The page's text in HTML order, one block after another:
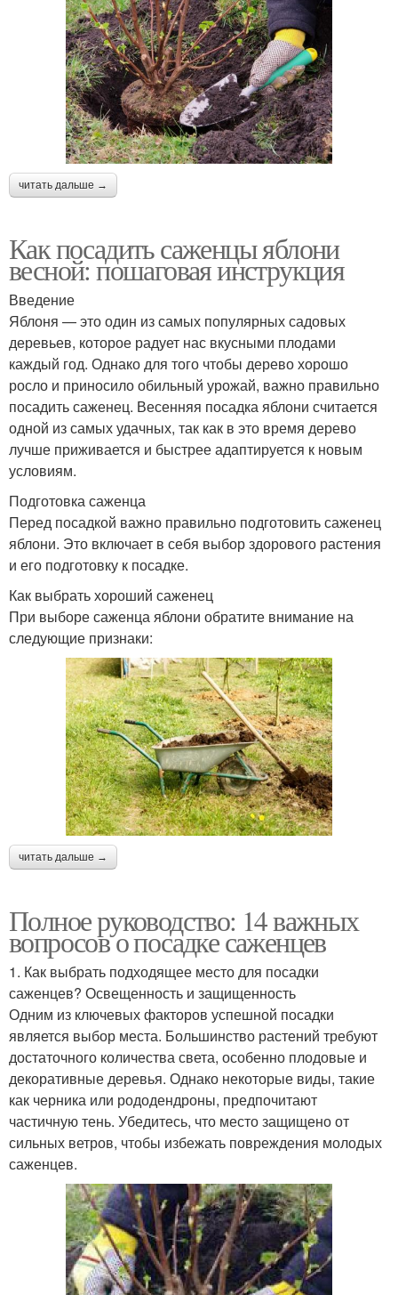
читать дальше →
Как посадить саженцы яблони
весной: пошаговая инструкция
Введение
Яблоня — это один из самых популярных садовых
деревьев, которое радует нас вкусными плодами
каждый год. Однако для того чтобы дерево хорошо
росло и приносило обильный урожай, важно правильно
посадить саженец. Весенняя посадка яблони считается
одной из самых удачных, так как в это время дерево
лучше приживается и быстрее адаптируется к новым
условиям.
Подготовка саженца
Перед посадкой важно правильно подготовить саженец
яблони. Это включает в себя выбор здорового растения
и его подготовку к посадке.
Как выбрать хороший саженец
При выборе саженца яблони обратите внимание на
следующие признаки:
читать дальше →
Полное руководство: 14 важных
вопросов о посадке саженцев
1. Как выбрать подходящее место для посадки
саженцев? Освещенность и защищенность
Одним из ключевых факторов успешной посадки
является выбор места. Большинство растений требуют
достаточного количества света, особенно плодовые и
декоративные деревья. Однако некоторые виды, такие
как черника или рододендроны, предпочитают
частичную тень. Убедитесь, что место защищено от
сильных ветров, чтобы избежать повреждения молодых
саженцев.